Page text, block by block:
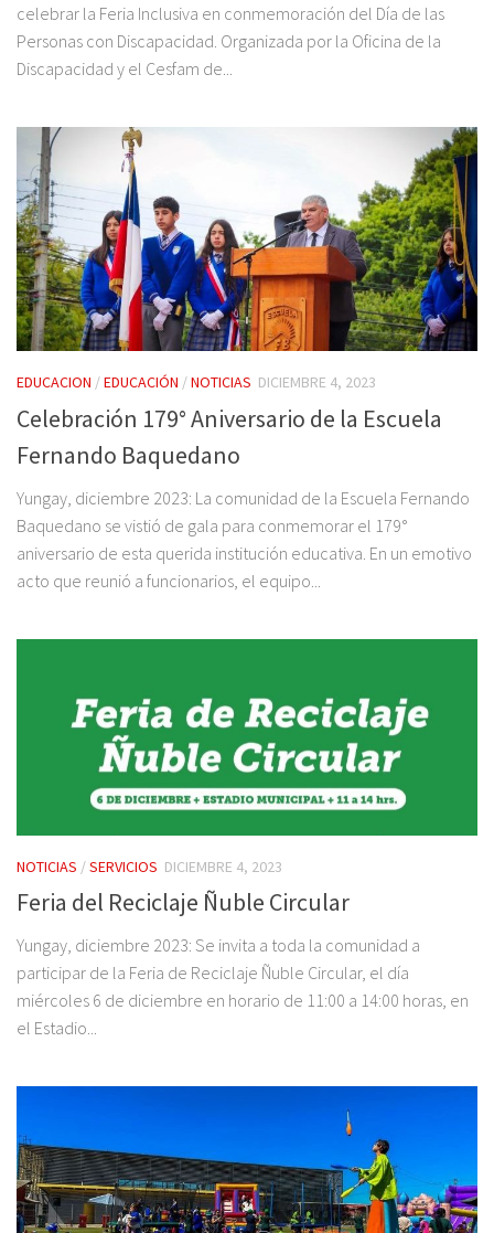
celebrar la Feria Inclusiva en conmemoración del Día de las
Personas con Discapacidad. Organizada por la Oficina de la
Discapacidad y el Cesfam de...
EDUCACION /EDUCACIÓN /NOTICIAS DICIEMBRE 4, 2023
Celebración 179° Aniversario de la Escuela
Fernando Baquedano
Yungay, diciembre 2023: La comunidad de la Escuela Fernando
Baquedano se vistió de gala para conmemorar el 179°
aniversario de esta querida institución educativa. En un emotivo
acto que reunió a funcionarios, el equipo...
NOTICIAS /SERVICIOS DICIEMBRE 4, 2023
Feria del Reciclaje Ñuble Circular
Yungay, diciembre 2023: Se invita a toda la comunidad a
participar de la Feria de Reciclaje Ñuble Circular, el día
miércoles 6 de diciembre en horario de 11:00 a 14:00 horas, en
el Estadio...